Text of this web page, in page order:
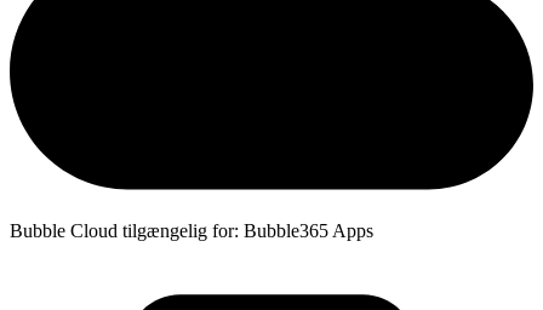
Bubble Cloud tilgængelig for: Bubble365 Apps